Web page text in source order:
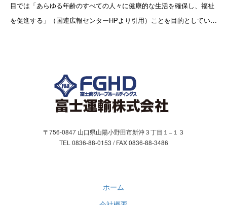
お問い合わせフォーム
目では「あらゆる年齢のすべての人々に健康的な生活を確保し、福祉
を促進する」（国連広報センターHPより引用）ことを目的としていま
〒756-0847 山口県山陽小野田市新沖３丁目１−１３
TEL 0836-88-0153 / FAX 0836-88-3486
ホーム